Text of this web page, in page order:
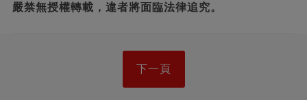
嚴禁無授權轉載，違者將面臨法律追究。
下一頁